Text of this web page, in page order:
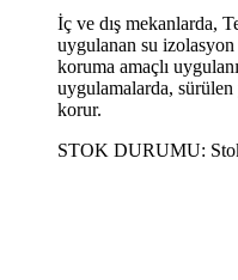
İç ve dış mekanlarda,
uygulanan su
koruma amaçlı
uygulamalarda, sürülen
korur.
STOK DURUMU: